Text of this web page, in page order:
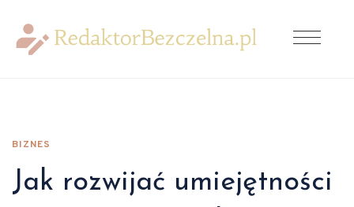
BIZNES
Jak rozwijać umiejętności